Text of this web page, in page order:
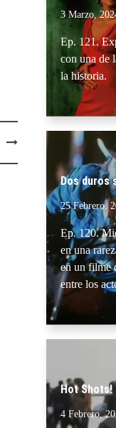
3 Marzo,
Ep. 121.
con una de
la historia.
Dos duros
25 Febrero,
Ep. 120.
en una
en un filme
entre los
Hot Shots!
4 Febrero,